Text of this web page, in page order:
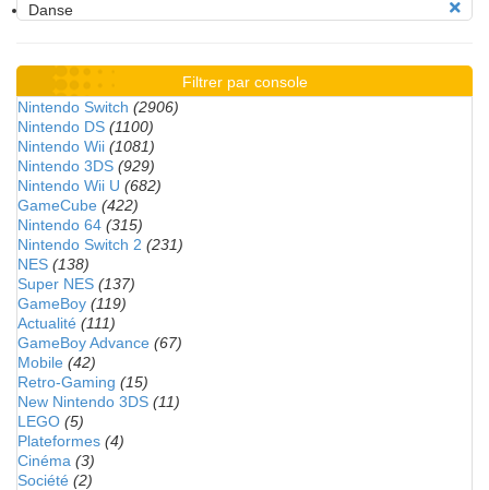
Danse
Filtrer par console
Nintendo Switch (2906)
Nintendo DS (1100)
Nintendo Wii (1081)
Nintendo 3DS (929)
Nintendo Wii U (682)
GameCube (422)
Nintendo 64 (315)
Nintendo Switch 2 (231)
NES (138)
Super NES (137)
GameBoy (119)
Actualité (111)
GameBoy Advance (67)
Mobile (42)
Retro-Gaming (15)
New Nintendo 3DS (11)
LEGO (5)
Plateformes (4)
Cinéma (3)
Société (2)